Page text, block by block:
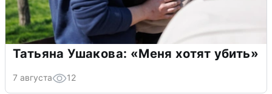
Татьяна Ушакова: «Меня хотят убить»
7 августа 12